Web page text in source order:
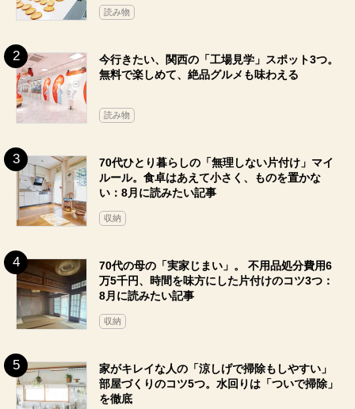
読み物
今行きたい、関西の「工場見学」スポット3つ。
無料で楽しめて、絶品グルメも味わえる
読み物
70代ひとり暮らしの「無理しない片付け」マイ
ルール。食卓はあえて小さく、ものを置かな
い：8月に読みたい記事
収納
70代の母の「実家じまい」。 不用品処分費用6
万5千円、時間を味方にした片付けのコツ3つ：
8月に読みたい記事
収納
家がキレイな人の「涼しげで掃除もしやすい」
部屋づくりのコツ5つ。水回りは「ついで掃除」
を徹底